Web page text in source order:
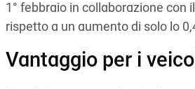
1° febbraio in collaborazione con
rispetto a un aumento di solo lo
Vantaggio per i